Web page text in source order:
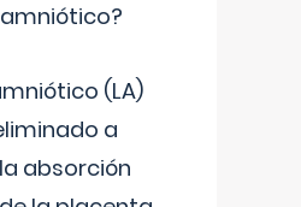
(LA)
a
absorción